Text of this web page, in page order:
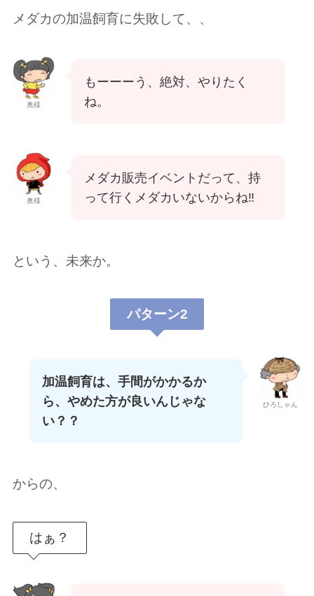
メダカの加温飼育に失敗して、、
奥様
もーーーう、絶対、やりたく
ね。
奥様
メダカ販売イベントだって、持
って行くメダカいないからね‼️
という、未来か。
パターン2
ひろしゃん
加温飼育は、手間がかかるか
ら、やめた方が良いんじゃな
い？？
からの、
はぁ？